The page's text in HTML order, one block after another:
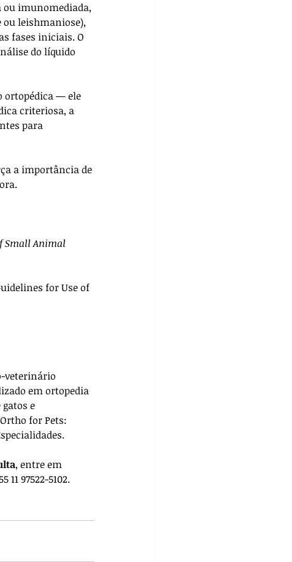
imunomediada,
leishmaniose),
fases iniciais. O
do líquido
ortopédica — ele
criteriosa, a
para
a importância de
Small Animal
for Use of
veterinário
em ortopedia
e
Ortho for Pets:
, entre em
97522-5102.